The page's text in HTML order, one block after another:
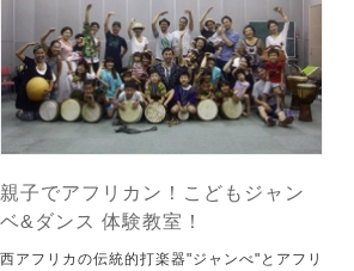
親子でアフリカン！こどもジャン
ベ&ダンス 体験教室！
西アフリカの伝統的打楽器"ジャンべ"とアフリ